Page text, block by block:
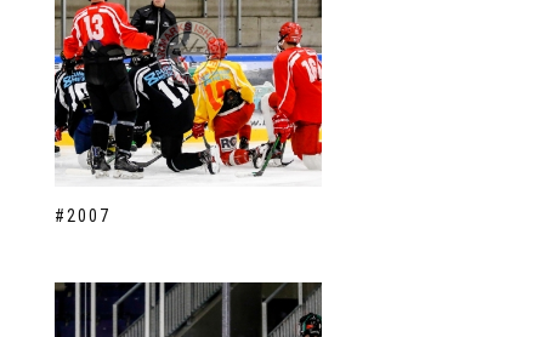
#2007